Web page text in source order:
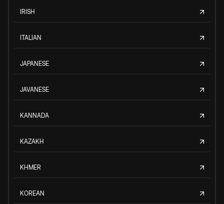
IRISH
ITALIAN
JAPANESE
JAVANESE
KANNADA
KAZAKH
KHMER
KOREAN